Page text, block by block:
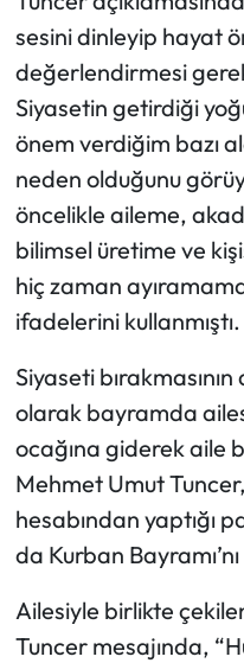
sesini dinleyip hayat
değerlendirmesi
Siyasetin getirdiği
önem verdiğim bazı
neden olduğunu
öncelikle aileme,
bilimsel üretime ve
hiç zaman
ifadelerini kullanmıştı.
Siyaseti
olarak bayramda
ocağına giderek aile
Mehmet Umut
hesabından yaptığı
da Kurban
Ailesiyle birlikte
Tuncer mesajında,